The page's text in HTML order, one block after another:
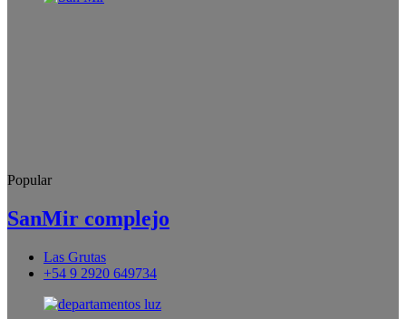
Popular
SanMir complejo
Las Grutas
+54 9 2920 649734